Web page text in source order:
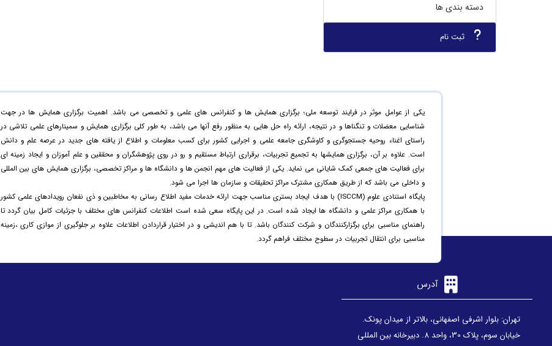
دسته بندی ها
ثبت نام
یکی از عوامل موثر در فرایند توسعه ملی؛ برگزاری همایش ها و کنفرانس های علمی و تخصصی می باشد. اهمیت برگزاری همایش ها در جهت
شناسایی معضلات و تنگناها و در نتیجه، ارائه راه حل هایی به منظور رفع آنها می باشد، به طور کلی برگزاری همایش و سمینارهای علمی تلاشی در
راستای اغناء روحیه جستجوگری و کاوشگری جامعه علمی و اجرایی کشور برای کسب معلومات و اطلاع از یافته های جدید در عرصه علم و دانش
است. علاوه بر آن، برگزاری همایشها به تجمیع تجربیات، برقراری ارتباط مستقیم و رو در روی پژوهشگران و محققین و علم آموزان و ایجاد زمینه ای
برای فعالیت های جمعی کمک شایانی می نماید. یکی از فعالیت های مهم انجمن ها و دانشگاه ها و مراکز تخصصی، برگزاری همایش های بین المللی
و داخلی می باشد که از طریق همکاری مشترک مراکز تحقیقات و سازمان ها اجرا می شود.
پایگاه استنادی علوم (ISCCM) با هدف ایجاد بستری مناسب جهت ارائه خدمات مفید اطلاع رسانی به مخاطبین و ذی نفعان رویدادهای علمی کشور
با همکاری مراکز علمی و دانشگاه ها ایجاد شده است. در این پایگاه سعی شده است اطلاعات کنفرانس های مختلف با جزئیات کامل بیان گردد تا
راهنمای مناسبی برای برگزارکنندگان و شرکت کنندگان باشد. تا با هم اندیشی و در اختیار قراردادن اطلاعات علاوه بر جلوگیری از موازی کاری ،زمینه
مناسبی برای انتقال تجربیات در سطوح مختلف فراهم گردد.
آدرس
تهران: بلوار اشرفی اصفهانی، بالاتر از میدان پونک.
خیابان سوم، پلاک 30، واحد 8. دبیرخانه بین المللی